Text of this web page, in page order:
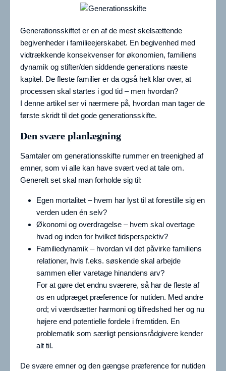
Generationsskiftet er en af de mest skelsættende
begivenheder i familieejerskabet. En begivenhed med
vidtrækkende konsekvenser for økonomien, familiens
dynamik og stifter/den siddende generations næste
kapitel. De fleste familier er da også helt klar over, at
processen skal startes i god tid – men hvordan?
I denne artikel ser vi nærmere på, hvordan man tager de
første skridt til det gode generationsskifte.
Den svære planlægning
Samtaler om generationsskifte rummer en treenighed af
emner, som vi alle kan have svært ved at tale om.
Generelt set skal man forholde sig til:
Egen mortalitet – hvem har lyst til at forestille sig en
verden uden én selv?
Økonomi og overdragelse – hvem skal overtage
hvad og inden for hvilket tidsperspektiv?
Familiedynamik – hvordan vil det påvirke familiens
relationer, hvis f.eks. søskende skal arbejde
sammen eller varetage hinandens arv?
For at gøre det endnu sværere, så har de fleste af
os en udpræget præference for nutiden. Med andre
ord; vi værdsætter harmoni og tilfredshed her og nu
højere end potentielle fordele i fremtiden. En
problematik som særligt pensionsrådgivere kender
alt til.
De svære emner og den gængse præference for nutiden